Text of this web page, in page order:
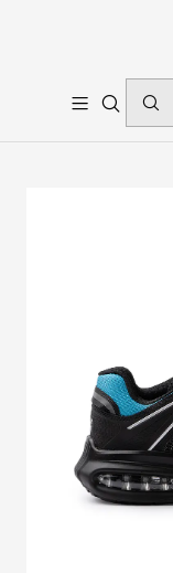
SOLICITE ORÇAMENTO
OUTRAS DIMENSÕES